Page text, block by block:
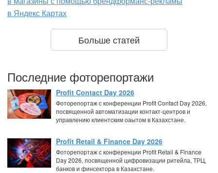
в Яндекс Картах
Больше статей
Последние фоторепортажи
Profit Contact Day 2026
Фоторепортаж с конференции Profit Contact Day 2026,
посвященной автоматизации контакт-центров и
управлению клиентским оаытом в Казахстане.
Profit Retail & Finance Day 2026
Фоторепортаж с конференции Profit Retail & Finance
Day 2026, посвященной цифровизации ритейла, ТРЦ,
банков и финсектора в Казахстане.